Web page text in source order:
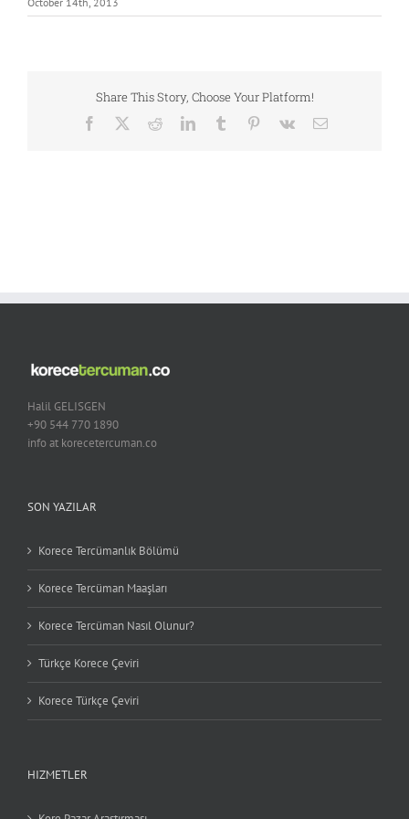
Share This Story, Choose Your Platform!
Facebook RedditLinkedInTumblr Pinterest
Vk Email
Halil GELISGEN
+90 544 770 1890
info at korecetercuman.co
SON YAZILAR
Korece Tercümanlık Bölümü
Korece Tercüman Maaşları
Korece Tercüman Nasıl Olunur?
Türkçe Korece Çeviri
Korece Türkçe Çeviri
HIZMETLER